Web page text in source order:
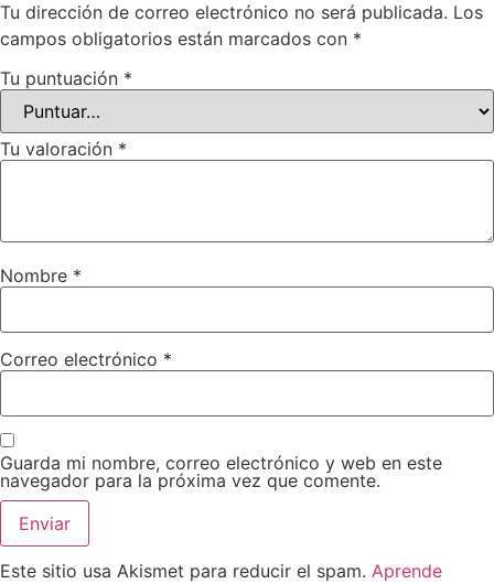
Tu dirección de correo electrónico no será publicada. Los
campos obligatorios están marcados con *
Tu puntuación *
Tu valoración *
Nombre *
Correo electrónico *
Guarda mi nombre, correo electrónico y web en este
navegador para la próxima vez que comente.
Este sitio usa Akismet para reducir el spam. Aprende